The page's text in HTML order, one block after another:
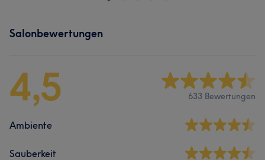
Salonbewertungen
4,5 633 Bewertungen
Ambiente
Sauberkeit